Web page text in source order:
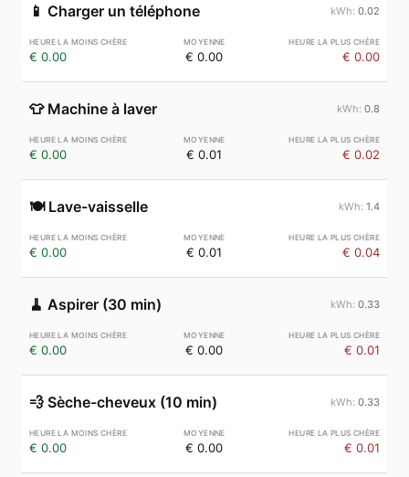
📱 Charger un téléphone 0.02
€ 0.00 € 0.00 € 0.00
👕 Machine à laver 0.8
€ 0.00 € 0.01 € 0.02
🍽️ Lave-vaisselle 1.4
€ 0.00 € 0.01 € 0.04
🧹 Aspirer (30 min) 0.33
€ 0.00 € 0.00 € 0.01
💨 Sèche-cheveux (10 min) 0.33
€ 0.00 € 0.00 € 0.01